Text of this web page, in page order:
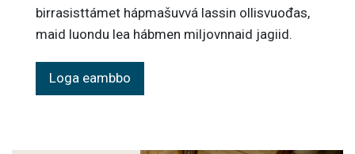
birrasisttámet hápmašuvvá lassin ollisvuođas,
maid luondu lea hábmen miljovnnaid jagiid.
Loga eambbo